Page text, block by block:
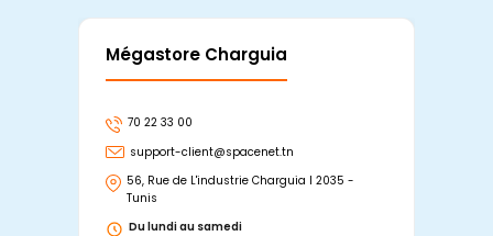
Mégastore Charguia
70 22 33 00
support-client@spacenet.tn
56, Rue de L'industrie Charguia I 2035 -
Tunis
Du lundi au samedi